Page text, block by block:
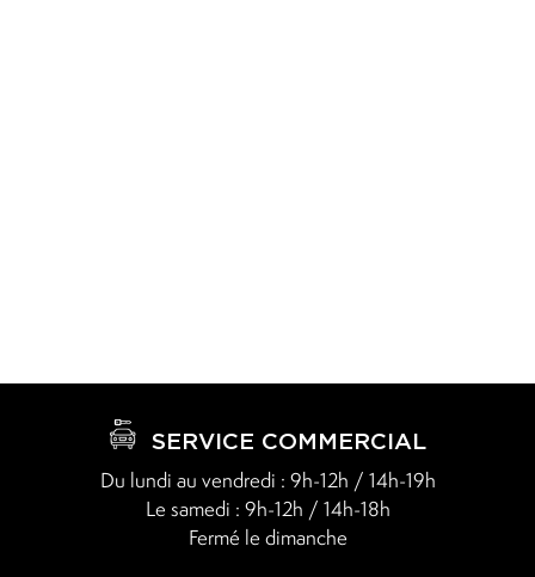
SERVICE COMMERCIAL
Du lundi au vendredi : 9h-12h / 14h-19h
Le samedi : 9h-12h / 14h-18h
Fermé le dimanche